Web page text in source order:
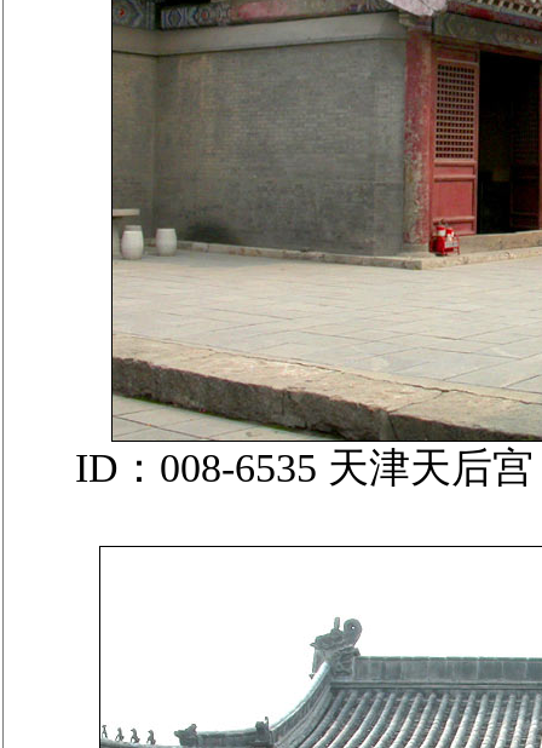
ID：008-6535 天津天后